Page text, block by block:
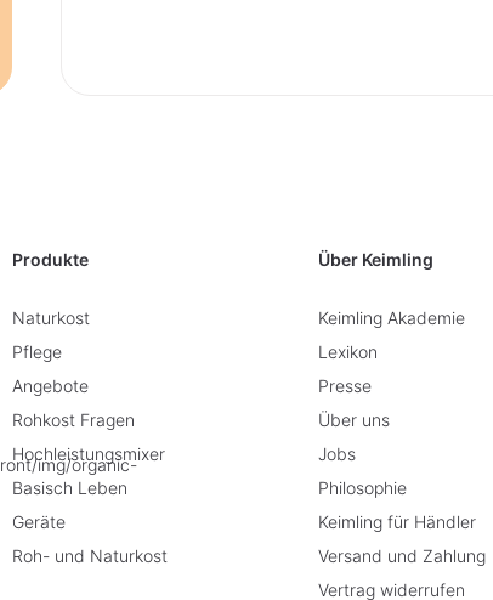
Produkte
Naturkost
Pflege
Angebote
Rohkost Fragen
Hochleistungsmixer
Basisch Leben
Geräte
Roh- und Naturkost
Über Keimling
Keimling Akademie
Lexikon
Presse
Über uns
Jobs
Philosophie
Keimling für Händler
Versand und Zahlung
Vertrag widerrufen